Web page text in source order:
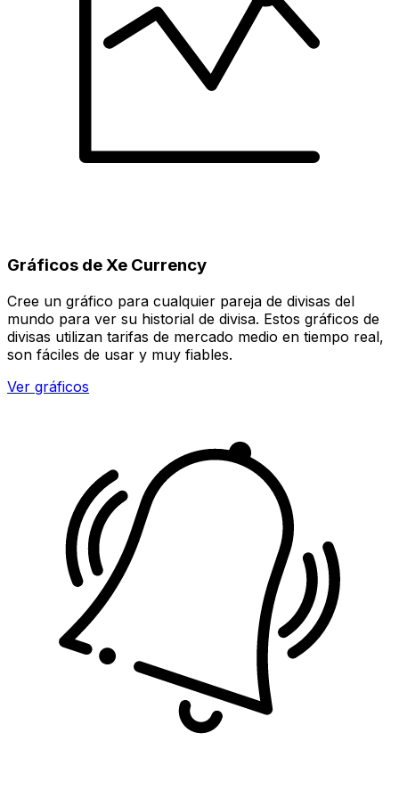
Gráficos de Xe Currency
Cree un gráfico para cualquier pareja de divisas del
mundo para ver su historial de divisa. Estos gráficos de
divisas utilizan tarifas de mercado medio en tiempo real,
son fáciles de usar y muy fiables.
Ver gráficos